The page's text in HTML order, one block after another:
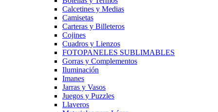
Calcetines y Medias
Camisetas
Carteras y Billeteros
Cojines
Cuadros y Lienzos
FOTOPANELES SUBLIMABLES
Gorras y Complementos
Iluminación
Imanes
Jarras y Vasos
Juegos y Puzzles
Llaveros